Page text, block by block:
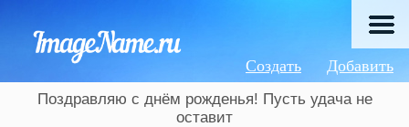
Добавить
Создать
Поздравляю с днём рожденья! Пусть удача не
оставит